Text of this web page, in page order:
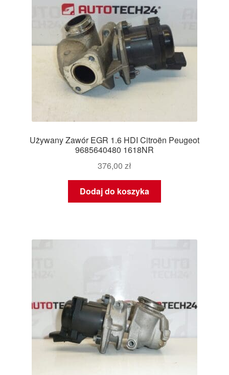
Używany Zawór EGR 1.6 HDI Citroën Peugeot
9685640480 1618NR
376,00 zł
Dodaj do koszyka